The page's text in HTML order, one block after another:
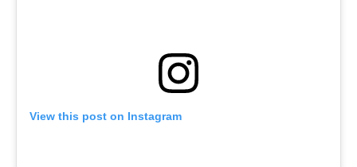
View this post on Instagram